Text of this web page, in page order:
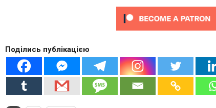
Поділись публікацією